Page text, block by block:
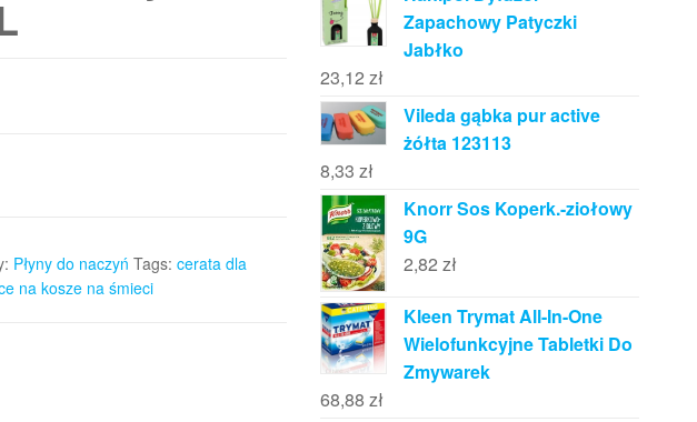
Płyny do naczyń Tags: cerata dla
na kosze na śmieci
Zapachowy Patyczki
Jabłko
23,12 zł
Vileda gąbka pur active
żółta 123113
8,33 zł
Knorr Sos Koperk.-ziołowy
9G
2,82 zł
Kleen Trymat All-In-One
Wielofunkcyjne Tabletki Do
Zmywarek
68,88 zł